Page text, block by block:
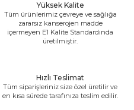
Yüksek Kalite
Tüm ürünlerimiz çevreye ve sağlığa
zararsız kanserojen madde
içermeyen E1 Kalite Standardında
üretilmiştir.
Hızlı Teslimat
Tüm siparişleriniz size özel üretilir ve
en kısa sürede tarafınıza teslim edilir.